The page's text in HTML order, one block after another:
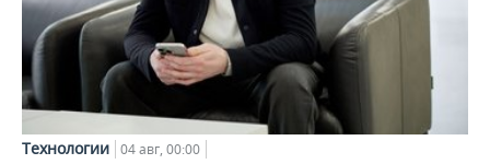
Технологии 04 авг, 00:00